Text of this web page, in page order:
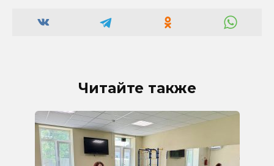
Читайте также